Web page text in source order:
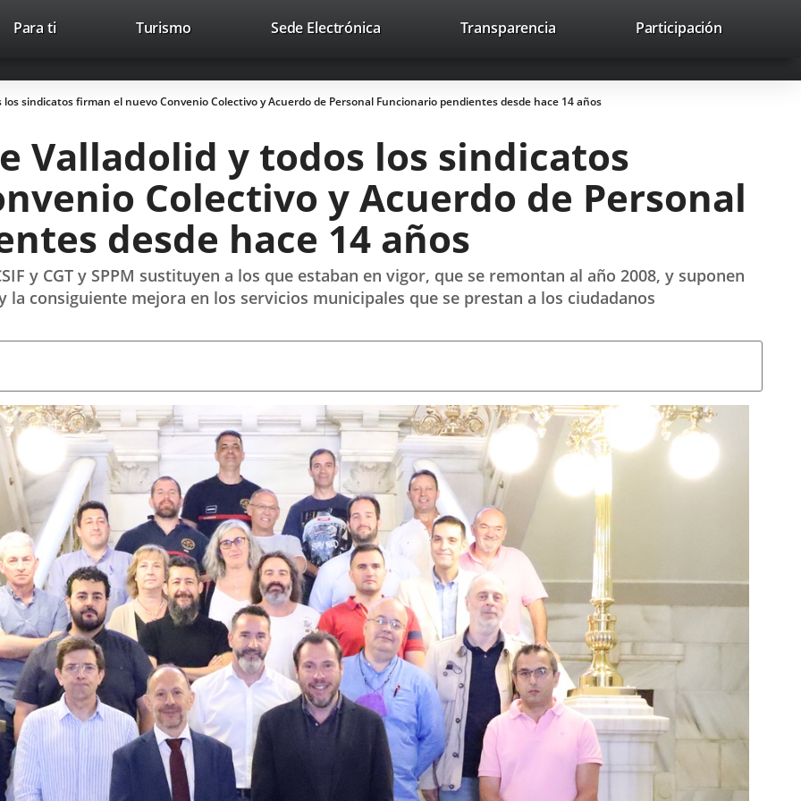
Trabaja con nosotros Contacto avaHeaderSocial
Link
external
application.
Link
external
application.
Link
external
application.
Search
Para ti TurismoThis
open
in
pop-
up
window.
Sede ElectrónicaLink
application.
Transparencia Participación
sindicatos firman el nuevo Convenio Colectivo y Acuerdo de Personal Funcionario pendientes desde hace 14 años
Valladolid y todos los sindicatos
Colectivo y Acuerdo de Personal
desde hace 14 años
y CGT y SPPM sustituyen a los que estaban en vigor, que se remontan al año 2008, y suponen
consiguiente mejora en los servicios municipales que se prestan a los ciudadanos